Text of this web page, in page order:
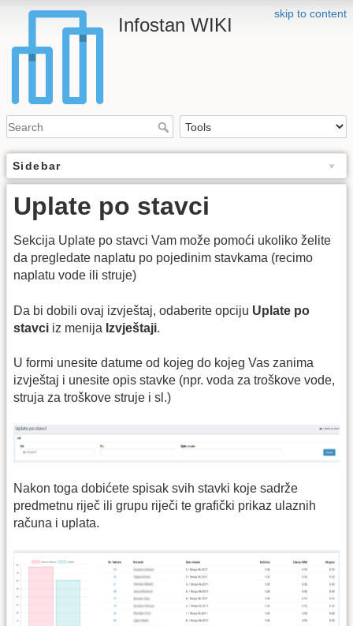
skip to content
Infostan WIKI
Sidebar
Uplate po stavci
Sekcija Uplate po stavci Vam može pomoći ukoliko želite
da pregledate naplatu po pojedinim stavkama (recimo
naplatu vode ili struje)
Da bi dobili ovaj izvještaj, odaberite opciju Uplate po
stavci iz menija Izvještaji.
U formi unesite datume od kojeg do kojeg Vas zanima
izvještaj i unesite opis stavke (npr. voda za troškove vode,
struja za troškove struje i sl.)
Nakon toga dobićete spisak svih stavki koje sadrže
predmetnu riječ ili grupu riječi te grafički prikaz ulaznih
računa i uplata.